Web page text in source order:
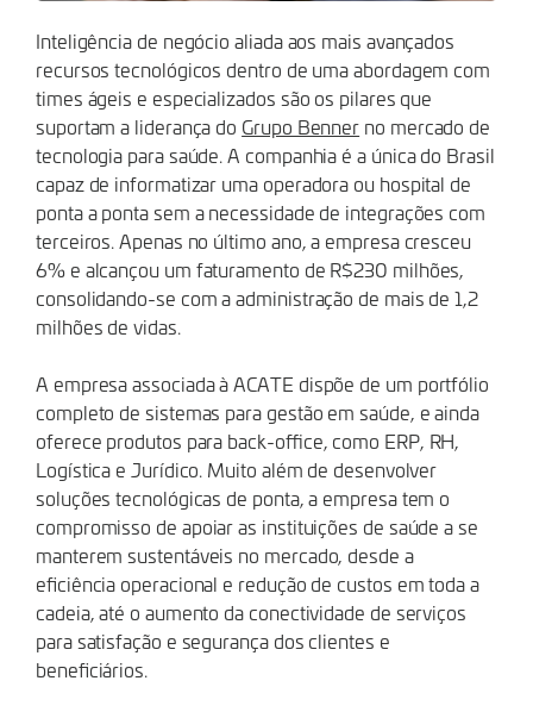
Inteligência de negócio aliada aos mais avançados
recursos tecnológicos dentro de uma abordagem com
times ágeis e especializados são os pilares que
suportam a liderança do Grupo Benner no mercado de
tecnologia para saúde. A companhia é a única do Brasil
capaz de informatizar uma operadora ou hospital de
ponta a ponta sem a necessidade de integrações com
terceiros. Apenas no último ano, a empresa cresceu
6% e alcançou um faturamento de R$230 milhões,
consolidando-se com a administração de mais de 1,2
milhões de vidas.
A empresa associada à ACATE dispõe de um portfólio
completo de sistemas para gestão em saúde, e ainda
oferece produtos para back-office, como ERP, RH,
Logística e Jurídico. Muito além de desenvolver
soluções tecnológicas de ponta, a empresa tem o
compromisso de apoiar as instituições de saúde a se
manterem sustentáveis no mercado, desde a
eficiência operacional e redução de custos em toda a
cadeia, até o aumento da conectividade de serviços
para satisfação e segurança dos clientes e
beneficiários.